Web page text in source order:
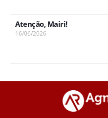
Atenção, Mairi!
16/06/2026